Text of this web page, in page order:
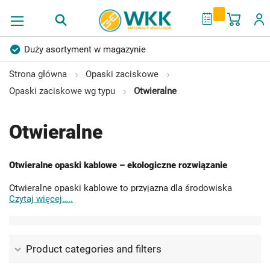
Mój
My Quote
Duży asortyment w magazynie
Produkty wysokiej jakości
Konkurencyjne ceny
Szybka dostawa
Indywidualni doradcy
Możliwość własnego etykietowania
Strona główna
Opaski zaciskowe
Opaski zaciskowe wg typu
Otwieralne
Otwieralne
Otwieralne opaski kablowe – ekologiczne rozwiązanie
Otwieralne opaski kablowe to przyjazna dla środowiska
alternatywa dla standardowych opasek kablowych. Dzięki
Podczas stosowania otwieralnych opasek kablowych
Czytaj więcej…..
Product categories and filters